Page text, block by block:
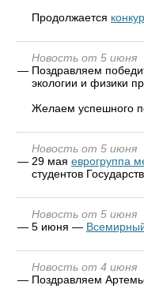
Продолжается
Новость от 5 июня
— Поздравляем
экологии и физики
Желаем успешного
Новость от 5 июня
— 29 мая еврогруппа
студентов
Новость от 5 июня
— 5 июня —
Новость от 4 июня
— Поздравляем